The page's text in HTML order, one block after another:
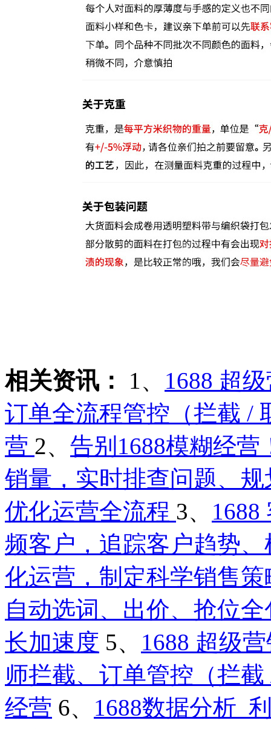
相关资讯： 1、 1688 超
订单全流程管控（拦截 /
营 2、 告别1688模糊经
销量，实时排查问题、
优化运营全流程 3、 1688
频客户，追踪客户趋势
化运营，制定科学销售
自动选词、出价、抢位
长加速度 5、 1688 超级
师拦截、订单管控（拦
经营 6、 1688数据分析_